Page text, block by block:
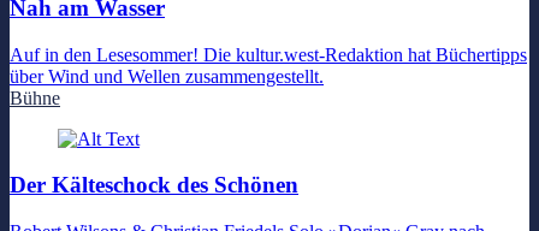
Nah am Wasser
Auf in den Lesesommer! Die kultur.west-Redaktion hat Büchertipps
über Wind und Wellen zusammengestellt.
Bühne
Der Kälteschock des Schönen